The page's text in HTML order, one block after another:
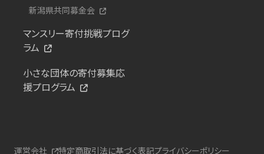
新潟県共同募金会
マンスリー寄付挑戦プログ
ラム
小さな団体の寄付募集応
援プログラム
運営会社 特定商取引法に基づく表記プライバシーポリシー